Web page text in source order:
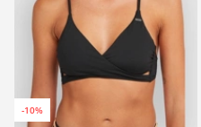
-10%